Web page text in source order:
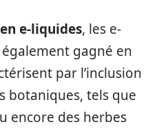
e-liquides, les e-
gagné en
par l’inclusion
botaniques, tels que
encore des herbes